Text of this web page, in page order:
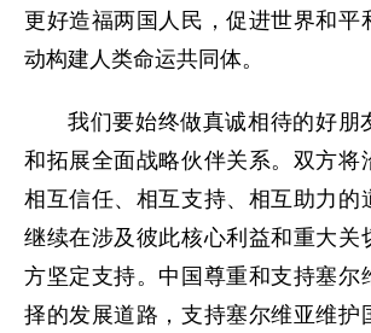
更好造福两国人民，促进世界和平
动构建人类命运共同体。
我们要始终做真诚相待的好朋
和拓展全面战略伙伴关系。双方将
相互信任、相互支持、相互助力的
继续在涉及彼此核心利益和重大关
方坚定支持。中国尊重和支持塞尔
择的发展道路，支持塞尔维亚维护